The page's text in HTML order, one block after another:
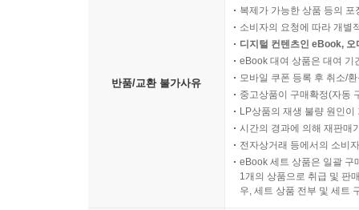
반품/교환 불가사유
복제가 가능한 상품 등의
소비자의 요청에 따라 개별
디지털 컨텐츠인 eBook,
eBook 대여 상품은 대여 기
모바일 쿠폰 등록 후 취소/
중고상품이 구매확정(자동
LP상품의 재생 불량 원인
시간의 경과에 의해 재판매
전자상거래 등에서의 소비
eBook 세트 상품은 일괄 구
1개의 상품으로 취급 및 판
우, 세트 상품 전부 및 세트